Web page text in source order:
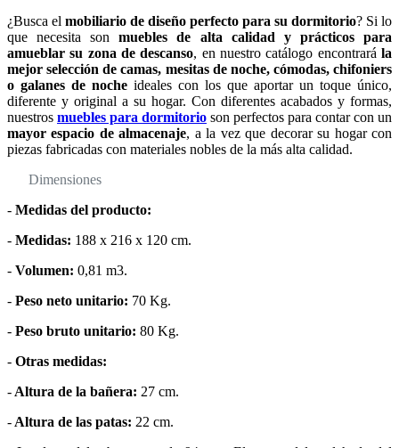
¿Busca el mobiliario de diseño perfecto para su dormitorio? Si lo
que necesita sonmuebles de alta calidad y prácticos para
amueblar su zona de descanso, en nuestro catálogo encontrarála
mejor selección de camas, mesitas de noche, cómodas, chifoniers
o galanes de noche ideales con los que aportar un toque único,
diferente y original a su hogar. Con diferentes acabados y formas,
nuestros muebles para dormitorio son perfectos para contar con un
mayor espacio de almacenaje, a la vez que decorar su hogar con
piezas fabricadas con materiales nobles de la más alta calidad.
Dimensiones
- Medidas del producto:
- Medidas: 188 x 216 x 120 cm.
- Volumen: 0,81 m3.
- Peso neto unitario: 70 Kg.
- Peso bruto unitario: 80 Kg.
- Otras medidas:
- Altura de la bañera: 27 cm.
- Altura de las patas: 22 cm.